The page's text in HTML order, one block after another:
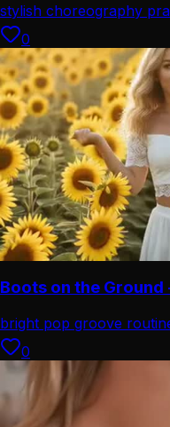
stylish choreography
performance
0
Boots on the Ground
bright pop groove
0